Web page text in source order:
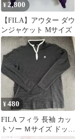
¥2,800
【FILA】アウター ダウ
ンジャケット Mサイズ
¥480
FILA フィラ 長袖 カッ
トソー Ｍサイズ ドット